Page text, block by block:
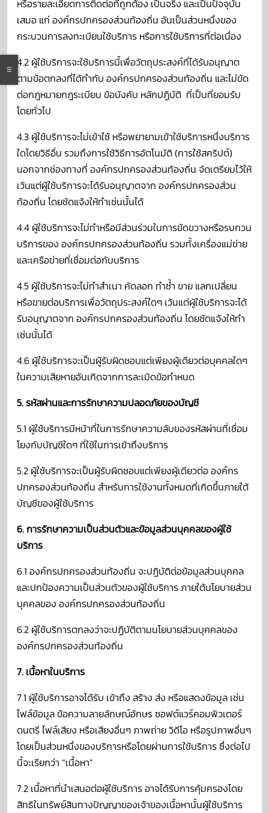
หรือรายละเอียดการติดต่อที่ถูกต้อง เป็นจริง และเป็นปัจจุบัน
เสมอ แก่ องค์กรปกครองส่วนท้องถิ่น อันเป็นส่วนหนึ่งของ
กระบวนการลงทะเบียนใช้บริการ หรือการใช้บริการที่ต่อเนื่อง
4.2 ผู้ใช้บริการจะใช้บริการนี้เพื่อวัตถุประสงค์ที่ได้รับอนุญาต
ตามข้อตกลงที่ได้ทำกับ องค์กรปกครองส่วนท้องถิ่น และไม่ขัด
ต่อกฎหมายกฎระเบียบ ข้อบังคับ หลักปฏิบัติ ที่เป็นที่ยอมรับ
โดยทั่วไป
4.3 ผู้ใช้บริการจะไม่เข้าใช้ หรือพยายามเข้าใช้บริการหนึ่งบริการ
ใดโดยวิธีอื่น รวมถึงการใช้วิธีการอัตโนมัติ (การใช้สคริปต์)
นอกจากช่องทางที่ องค์กรปกครองส่วนท้องถิ่น จัดเตรียมไว้ให้
เว้นแต่ผู้ใช้บริการจะได้รับอนุญาตจาก องค์กรปกครองส่วน
ท้องถิ่น โดยชัดแจ้งให้ทำเช่นนั้นได้
4.4 ผู้ใช้บริการจะไม่ทำหรือมีส่วนร่วมในการขัดขวางหรือรบกวน
บริการของ องค์กรปกครองส่วนท้องถิ่น รวมทั้งเครื่องแม่ข่าย
และเครือข่ายที่เชื่อมต่อกับบริการ
4.5 ผู้ใช้บริการจะไม่ทำสำเนา คัดลอก ทำซ้ำ ขาย แลกเปลี่ยน
หรือขายต่อบริการเพื่อวัตถุประสงค์ใดๆ เว้นแต่ผู้ใช้บริการจะได้
รับอนุญาตจาก องค์กรปกครองส่วนท้องถิ่น โดยชัดแจ้งให้ทำ
เช่นนั้นได้
4.6 ผู้ใช้บริการจะเป็นผู้รับผิดชอบแต่เพียงผู้เดียวต่อบุคคลใดๆ
ในความเสียหายอันเกิดจากการละเมิดข้อกำหนด
5. รหัสผ่านและการรักษาความปลอดภัยของบัญชี
5.1 ผู้ใช้บริการมีหน้าที่ในการรักษาความลับของรหัสผ่านที่เชื่อม
โยงกับบัญชีใดๆ ที่ใช้ในการเข้าถึงบริการ
5.2 ผู้ใช้บริการจะเป็นผู้รับผิดชอบแต่เพียงผู้เดียวต่อ องค์กร
ปกครองส่วนท้องถิ่น สำหรับการใช้งานทั้งหมดที่เกิดขึ้นภายใต้
บัญชีของผู้ใช้บริการ
6. การรักษาความเป็นส่วนตัวและข้อมูลส่วนบุคคลของผู้ใช้
บริการ
6.1 องค์กรปกครองส่วนท้องถิ่น จะปฏิบัติต่อข้อมูลส่วนบุคคล
และปกป้องความเป็นส่วนตัวของผู้ใช้บริการ ภายใต้นโยบายส่วน
บุคคลของ องค์กรปกครองส่วนท้องถิ่น
6.2 ผู้ใช้บริการตกลงว่าจะปฏิบัติตามนโยบายส่วนบุคคลของ
องค์กรปกครองส่วนท้องถิ่น
7. เนื้อหาในบริการ
7.1 ผู้ใช้บริการอาจได้รับ เข้าถึง สร้าง ส่ง หรือแสดงข้อมูล เช่น
ไฟล์ข้อมูล ข้อความลายลักษณ์อักษร ซอฟต์แวร์คอมพิวเตอร์
ดนตรี ไฟล์เสียง หรือเสียงอื่นๆ ภาพถ่าย วิดีโอ หรือรูปภาพอื่นๆ
โดยเป็นส่วนหนึ่งของบริการหรือโดยผ่านการใช้บริการ ซึ่งต่อไป
นี้จะเรียกว่า “เนื้อหา”
7.2 เนื้อหาที่นำเสนอต่อผู้ใช้บริการ อาจได้รับการคุ้มครองโดย
สิทธิในทรัพย์สินทางปัญญาของเจ้าของเนื้อหานั้นผู้ใช้บริการ